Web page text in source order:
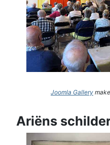
Joomla Gallery
Ariëns